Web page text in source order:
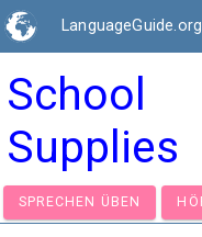
LanguageGuide.org
School
Supplies